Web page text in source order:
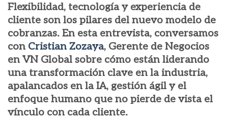
Flexibilidad, tecnología y experiencia de
cliente son los pilares del nuevo modelo de
cobranzas. En esta entrevista, conversamos
con Cristian Zozaya, Gerente de Negocios
en VN Global sobre cómo están liderando
una transformación clave en la industria,
apalancados en la IA, gestión ágil y el
enfoque humano que no pierde de vista el
vínculo con cada cliente.